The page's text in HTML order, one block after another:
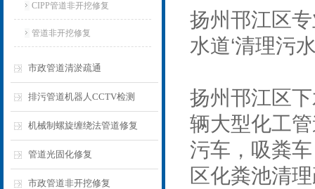
CIPP管道非开挖修复
管道非开挖修复
市政管道清淤疏通
排污管道机器人CCTV检测
机械制螺旋缠绕法管道修复
管道光固化修复
市政管道非开挖修复
扬州邗江区
水道‘清理污
扬州邗江区
辆大型化工
污车，吸粪
区化粪池清